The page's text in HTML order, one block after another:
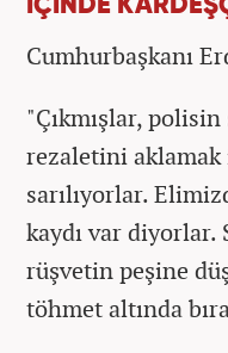
İÇİNDE
Cumhurbaşkanı
"Çıkmışlar,
rezaletini aklamak
sarılıyorlar.
kaydı var
rüşvetin peşine
töhmet altında